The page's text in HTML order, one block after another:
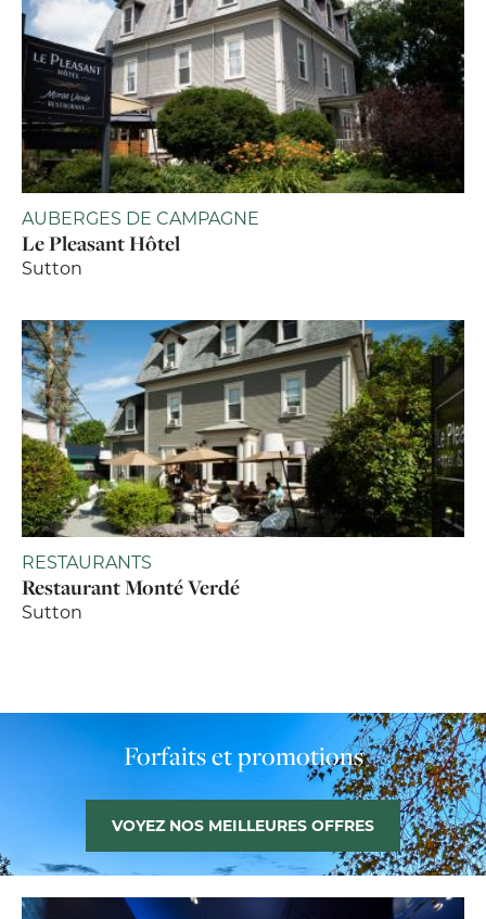
AUBERGES DE CAMPAGNE
Le Pleasant Hôtel
Sutton
RESTAURANTS
Restaurant Monté Verdé
Sutton
Forfaits et promotions
VOYEZ NOS MEILLEURES OFFRES